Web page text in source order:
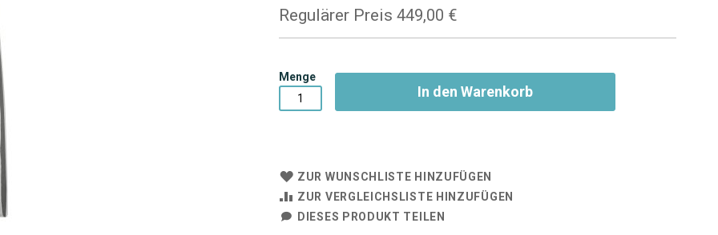
Regulärer Preis 449,00 €
Menge
In den Warenkorb
ZUR WUNSCHLISTE HINZUFÜGEN
ZUR VERGLEICHSLISTE HINZUFÜGEN
DIESES PRODUKT TEILEN